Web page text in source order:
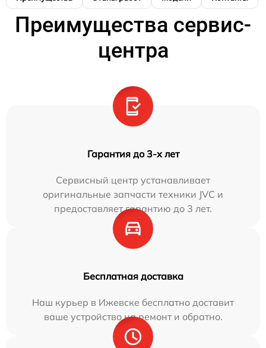
Преимущества сервис-
центра
Гарантия до 3-х лет
Сервисный центр устанавливает
оригинальные запчасти техники JVC и
предоставляет гарантию до 3 лет.
Бесплатная доставка
Наш курьер в Ижевске бесплатно доставит
ваше устройство на ремонт и обратно.